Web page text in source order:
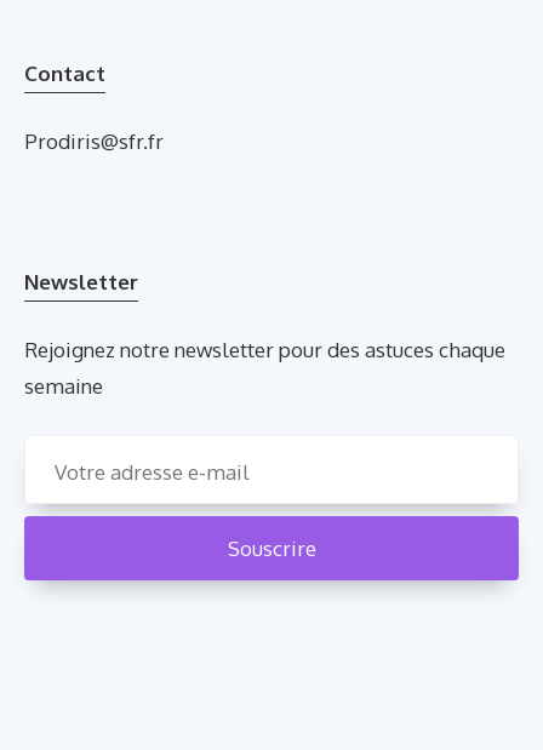
Contact
Prodiris@sfr.fr
Newsletter
Rejoignez notre newsletter pour des astuces chaque
semaine